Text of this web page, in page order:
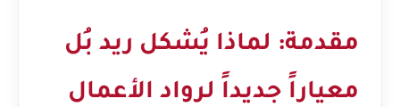
مقدمة: لماذا يُشكل ريد بُل
معياراً جديداً لرواد الأعمال